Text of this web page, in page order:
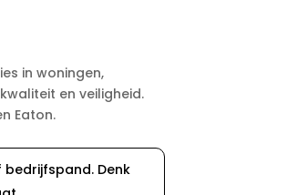
in woningen,
en veiligheid.
Eaton.
Denk